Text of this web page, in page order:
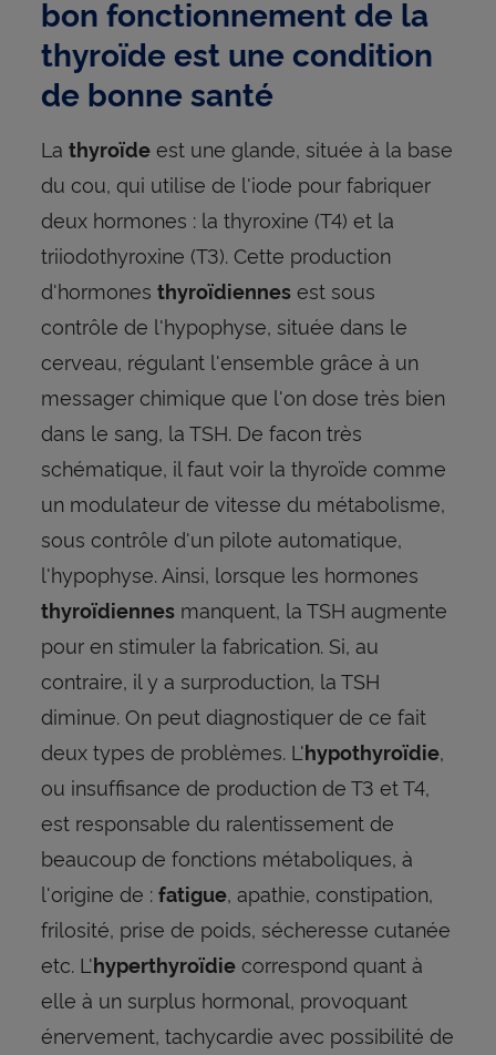
bon fonctionnement de la
thyroïde est une condition
de bonne santé
La thyroïdeest une glande, située à la base
du cou, qui utilise de l'iode pour fabriquer
deux hormones : la thyroxine (T4) et la
triiodothyroxine (T3). Cette production
d'hormones thyroïdiennesest sous
contrôle de l'hypophyse, située dans le
cerveau, régulant l'ensemble grâce à un
messager chimique que l'on dose très bien
dans le sang, la TSH. De facon très
schématique, il faut voir la thyroïde comme
un modulateur de vitesse du métabolisme,
sous contrôle d'un pilote automatique,
l'hypophyse. Ainsi, lorsque les hormones
thyroïdiennesmanquent, la TSH augmente
pour en stimuler la fabrication. Si, au
contraire, il y a surproduction, la TSH
diminue. On peut diagnostiquer de ce fait
deux types de problèmes. L'hypothyroïdie,
ou insuffisance de production de T3 et T4,
est responsable du ralentissement de
beaucoup de fonctions métaboliques, à
l'origine de : fatigue, apathie, constipation,
frilosité, prise de poids, sécheresse cutanée
etc. L'hyperthyroïdiecorrespond quant à
elle à un surplus hormonal, provoquant
énervement, tachycardie avec possibilité de